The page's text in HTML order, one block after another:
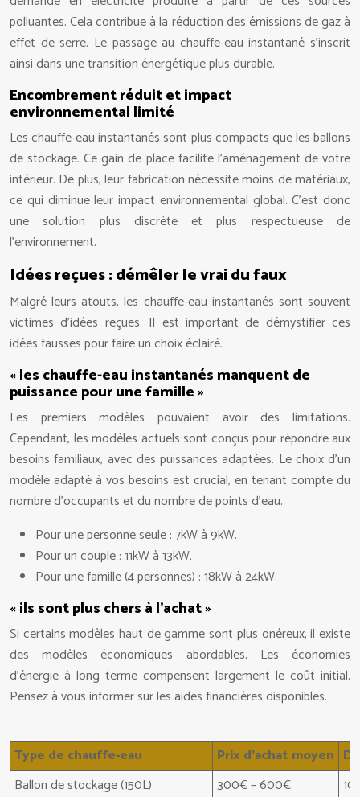
polluantes. Cela contribue à la réduction des émissions de gaz à
effet de serre. Le passage au chauffe-eau instantané s’inscrit
ainsi dans une transition énergétique plus durable.
Encombrement réduit et impact
environnemental limité
Les chauffe-eau instantanés sont plus compacts que les ballons
de stockage. Ce gain de place facilite l’aménagement de votre
intérieur. De plus, leur fabrication nécessite moins de matériaux,
ce qui diminue leur impact environnemental global. C’est donc
une solution plus discrète et plus respectueuse de
l’environnement.
Idées reçues : démêler le vrai du faux
Malgré leurs atouts, les chauffe-eau instantanés sont souvent
victimes d’idées reçues. Il est important de démystifier ces
idées fausses pour faire un choix éclairé.
« les chauffe-eau instantanés manquent de
puissance pour une famille »
Les premiers modèles pouvaient avoir des limitations.
Cependant, les modèles actuels sont conçus pour répondre aux
besoins familiaux, avec des puissances adaptées. Le choix d’un
modèle adapté à vos besoins est crucial, en tenant compte du
nombre d’occupants et du nombre de points d’eau.
Pour une personne seule : 7kW à 9kW.
Pour un couple : 11kW à 13kW.
Pour une famille (4 personnes) : 18kW à 24kW.
« ils sont plus chers à l’achat »
Si certains modèles haut de gamme sont plus onéreux, il existe
des modèles économiques abordables. Les économies
d’énergie à long terme compensent largement le coût initial.
Pensez à vous informer sur les aides financières disponibles.
Type de chauffe-eau Prix d’achat moyen
Ballon de stockage (150L)
300€ – 600€
10